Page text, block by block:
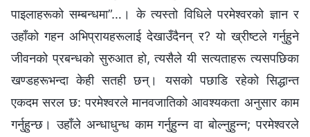
पाइलाहरूको सम्‍बन्धमा”…। के त्यस्तो विधिले परमेश्‍वरको ज्ञान र
उहाँको गहन अभिप्रायहरूलाई देखाउँदैनन् र? यो ख्रीष्टले गर्नुहुने
जीवनको प्रबन्धको सुरुआत हो, त्यसैले यी सत्यताहरू त्यसपछिका
खण्डहरूभन्दा केही सतही छन्। यसको पछाडि रहेको सिद्धान्त
एकदम सरल छ: परमेश्‍वरले मानवजातिको आवश्यकता अनुसार काम
गर्नुहुन्छ। उहाँले अन्धाधुन्ध काम गर्नुहुन्न वा बोल्नुहुन्न; परमेश्‍वरले